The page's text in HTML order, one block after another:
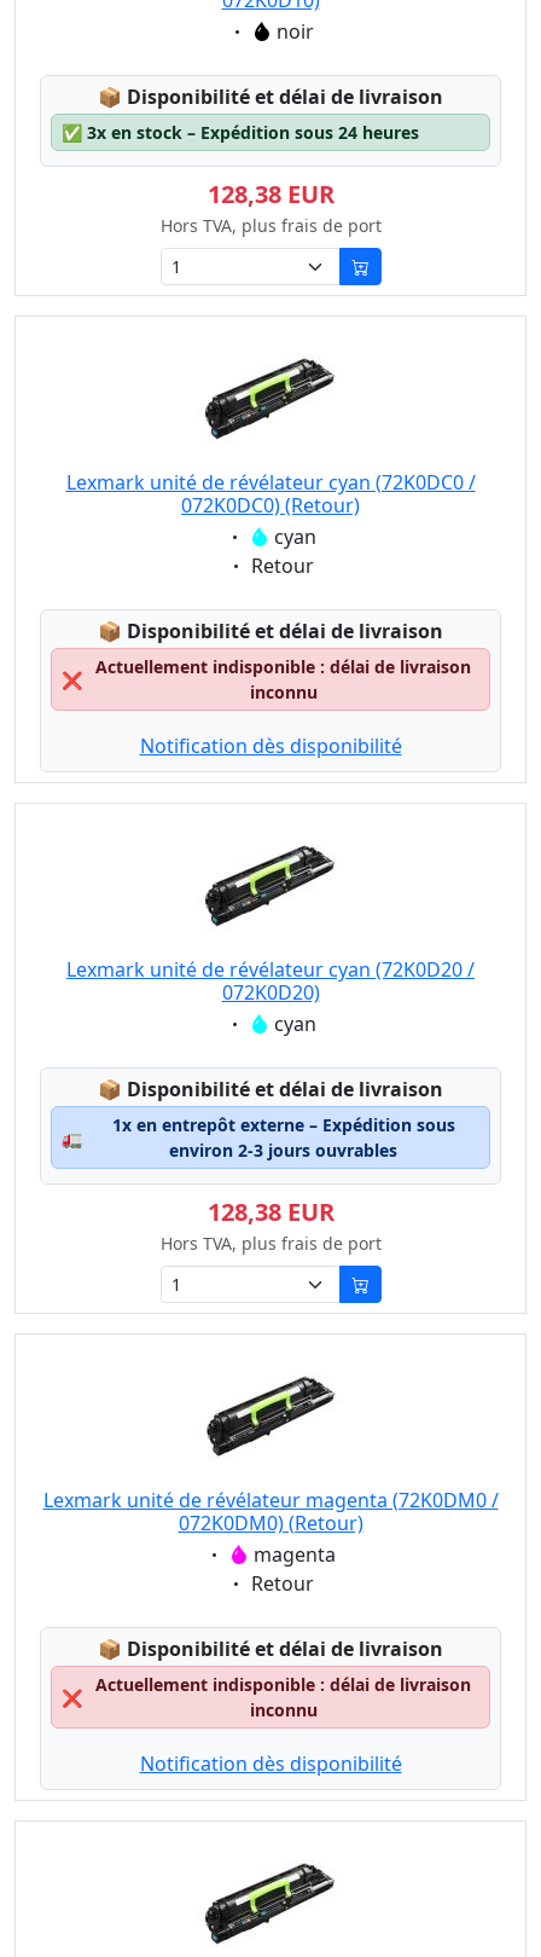
Eigenschaft:
noir
📦 Lagerstatus:
Disponibilité et délai de livraison
✅ 3x en stock – Expédition sous 24 heures
128,38 EUR
Hors TVA, plus frais de port
Lexmark unité de révélateur cyan (72K0DC0 /
072K0DC0) (Retour)
Eigenschaft:
cyan
Eigenschaft:
Retour
📦 Lagerstatus:
Disponibilité et délai de livraison
❌
Actuellement indisponible : délai de livraison
inconnu
Notification dès disponibilité
Lexmark unité de révélateur cyan (72K0D20 /
072K0D20)
Eigenschaft:
cyan
📦 Lagerstatus:
Disponibilité et délai de livraison
🚛
1x en entrepôt externe – Expédition sous
environ 2-3 jours ouvrables
128,38 EUR
Hors TVA, plus frais de port
Lexmark unité de révélateur magenta (72K0DM0 /
072K0DM0) (Retour)
Eigenschaft:
magenta
Eigenschaft:
Retour
📦 Lagerstatus:
Disponibilité et délai de livraison
❌
Actuellement indisponible : délai de livraison
inconnu
Notification dès disponibilité